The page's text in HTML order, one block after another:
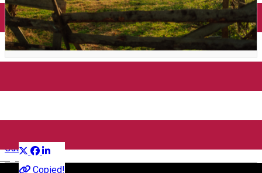
English
gustări săsești
Copied!
Outside Sibiu